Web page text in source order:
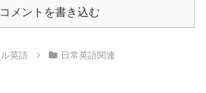
コメントを書き込む
ル英語 日常英語関連